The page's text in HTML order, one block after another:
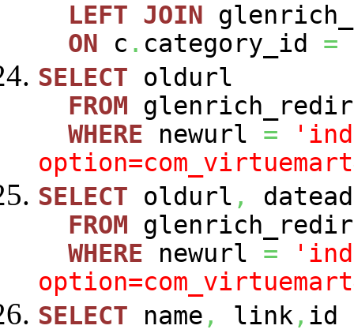
LEFT JOIN
ON c . category_id =
SELECT oldurl
FROM
WHERE newurl =
SELECT oldurl ,
FROM
WHERE newurl =
SELECT name , link, id